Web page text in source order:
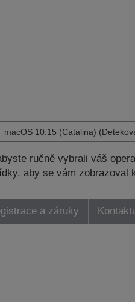
ručně vybrali váš
aby se vám zobrazoval
a záruky